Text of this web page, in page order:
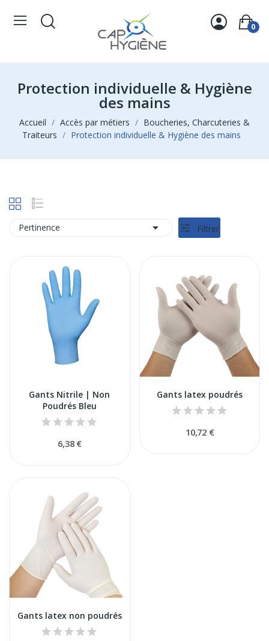
0
Protection individuelle & Hygiène
des mains
Accueil Accès par métiers
Boucheries, Charcuteries &
Traiteurs
Protection individuelle & Hygiène des mains
Pertinence  Filtrer
Gants Nitrile | Non
Poudrés Bleu
6,38 €
Gants latex poudrés
10,72 €
Gants latex non poudrés